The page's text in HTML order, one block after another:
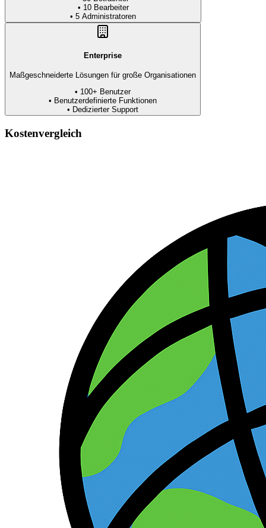
• 10 Bearbeiter
• 5 Administratoren
Enterprise
Maßgeschneiderte Lösungen für große Organisationen
• 100+ Benutzer
• Benutzerdefinierte Funktionen
• Dedizierter Support
Kostenvergleich